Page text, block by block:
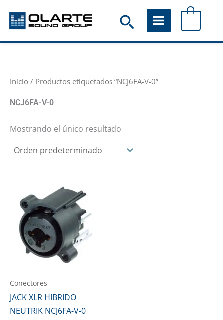
contenido
Buscar
Inicio / Productos etiquetados “NCJ6FA-V-0”
NCJ6FA-V-0
Mostrando el único resultado
Conectores
JACK XLR HIBRIDO
NEUTRIK NCJ6FA-V-0